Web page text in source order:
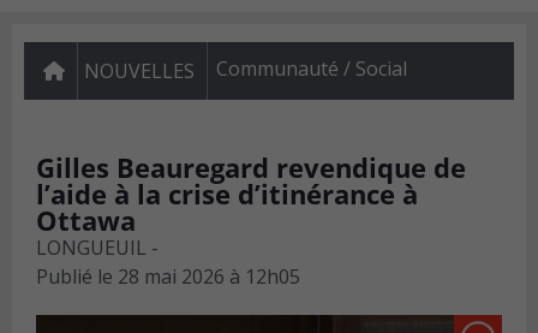
NOUVELLES Communauté / Social
Gilles Beauregard revendique de
l’aide à la crise d’itinérance à
Ottawa
LONGUEUIL -
Publié le 28 mai 2026 à 12h05